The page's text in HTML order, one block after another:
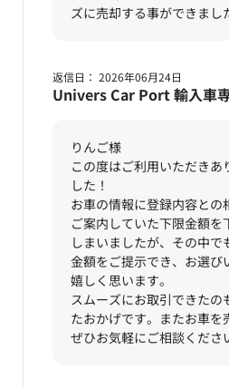
ズに売却する事ができまし
りんご様
この度はご利用いただきあ
した！
お車の情報に登録内容との
ご案内していた下限金額を
しまいましたが、その中で
金額をご提示でき、お選び
嬉しく思います。
スムーズにお取引できたの
たおかげです。またお車を
ぜひお気軽にご相談くださ
Univers Car Port 輸入車
返信日： 2026年06月24日